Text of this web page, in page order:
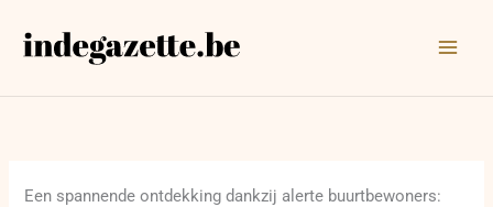
naar
Een spannende ontdekking dankzij alerte buurtbewoners: